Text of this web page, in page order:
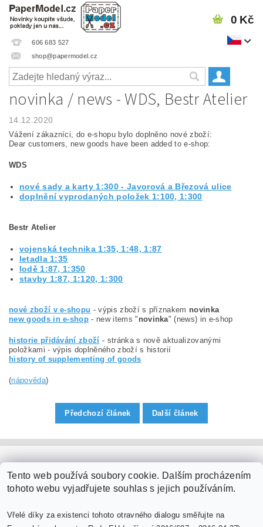
606 683 527
shop@papermodel.cz
0 Kč
novinka / news - WDS, Bestr Atelier
14.12.2020
Vážení zákazníci, do e-shopu bylo doplněno nové zboží:
Dear customers, new goods have been added to e-shop:
WDS
nové sady a karty 1:300 - Javorová a Březová ulice
doplnění vyprodaných položek 1:100, 1:300
Bestr Atelier
vojenská technika 1:35, 1:48, 1:87
letadla 1:35
lodě 1:87, 1:350
stavby 1:87, 1:120, 1:300
nové zboží v e-shopu - výpis zboží s příznakem novinka
new goods in e-shop - new items " novinka" (news) in e-shop
historie přidávání zboží - stránka s nově aktualizovanými
položkami - výpis doplněného zboží s historií
history of supplementing of goods
(nápověda)
Předchozí článek Další článek
Tento web používá soubory cookie. Dalším procházením
tohoto webu vyjadřujete souhlas s jejich používáním.
Vřelé díky za existenci tohoto otravného dialogu směřujte na